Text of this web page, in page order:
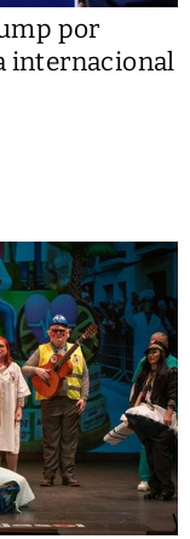
por
internacional